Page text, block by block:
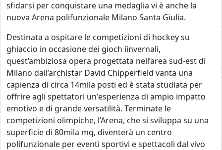
sfidarsi per conquistare una medaglia vi è anche la
nuova Arena polifunzionale Milano Santa Giulia.
Destinata a ospitare le competizioni di hockey su
ghiaccio in occasione dei gioch iinvernali,
quest’ambiziosa opera progettata nell’area sud-est di
Milano dall’archistar David Chipperfield vanta una
capienza di circa 14mila posti ed è stata studiata per
offrire agli spettatori un'esperienza di ampio impatto
emotivo e di grande versatilità. Terminate le
competizioni olimpiche, l’Arena, che si sviluppa su una
superficie di 80mila mq, diventerà un centro
polifunzionale per eventi sportivi e spettacoli dal vivo